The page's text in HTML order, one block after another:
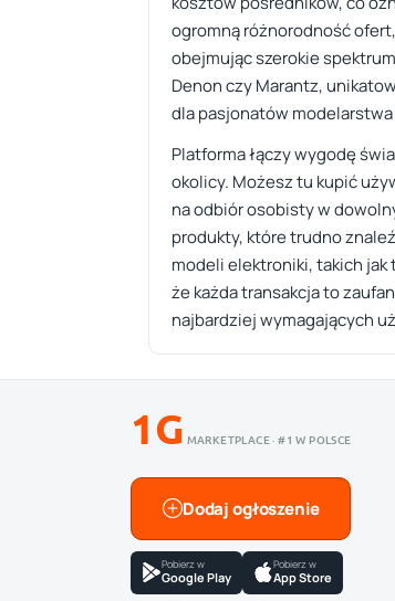
ogromną różnorodność
obejmując szerokie
Denon czy Marantz,
dla pasjonatów
Platforma łączy wygodę
okolicy. Możesz tu kupić
na odbiór osobisty w
produkty, które trudno
modeli elektroniki, takich jak
że każda transakcja to
najbardziej wymagających
1G MARKETPLACE · #1 W POLSCE
Dodaj ogłoszenie
Pobierz w
Google Play
Pobierz w
App Store